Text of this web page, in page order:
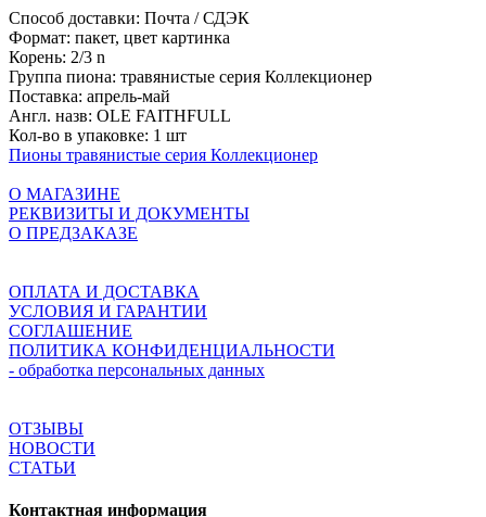
Способ доставки: Почта / СДЭК
Формат: пакет, цвет картинка
Корень: 2/3 n
Группа пиона: травянистые серия Коллекционер
Поставка: апрель-май
Англ. назв: OLE FAITHFULL
Кол-во в упаковке: 1 шт
Пионы травянистые серия Коллекционер
О МАГАЗИНЕ
РЕКВИЗИТЫ И ДОКУМЕНТЫ
О ПРЕДЗАКАЗЕ
ОПЛАТА И ДОСТАВКА
УСЛОВИЯ И ГАРАНТИИ
СОГЛАШЕНИЕ
ПОЛИТИКА КОНФИДЕНЦИАЛЬНОСТИ
- обработка персональных данных
ОТЗЫВЫ
НОВОСТИ
СТАТЬИ
Контактная информация